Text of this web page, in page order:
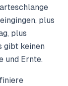
plus
plus
gibt keinen
und Ernte.